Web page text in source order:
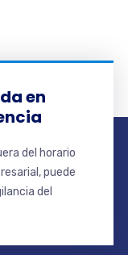
en
del horario
puede
del